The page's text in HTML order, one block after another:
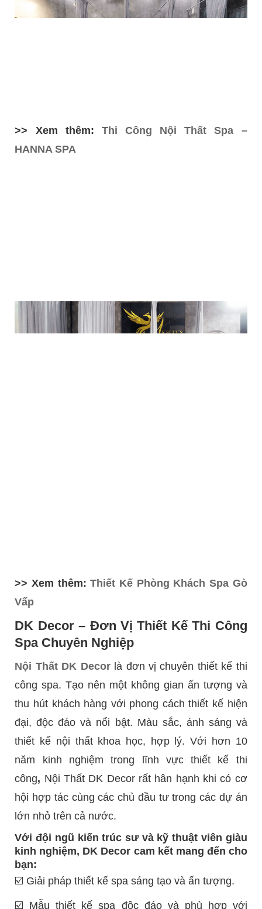
>> Xem thêm: Thi Công Nội Thất Spa –
HANNA SPA
>> Xem thêm:Thiết Kế Phòng Khách Spa Gò
Vấp
DK Decor – Đơn Vị Thiết KếThi Công
Spa Chuyên Nghiệp
Nội Thất DK Decorlà đơn vị chuyên thiết kế thi
công spa. Tạo nên một không gian ấn tượng và
thu hút khách hàng với phong cách thiết kế hiện
đại, độc đáo và nổi bật. Màu sắc, ánh sáng và
thiết kế nội thất khoa học, hợp lý. Với hơn 10
năm kinh nghiệm trong lĩnh vực thiết kế thi
công, Nội Thất DK Decor rất hân hạnh khi có cơ
hội hợp tác cùng các chủ đầu tư trong các dự án
lớn nhỏ trên cả nước.
Với đội ngũ kiến trúc sư và kỹ thuật viên giàu
kinh nghiệm, DK Decor cam kết mang đến cho
bạn:
☑️ Giải pháp thiết kế spa sáng tạo và ấn tượng.
☑️ Mẫu thiết kế spa độc đáo và phù hợp với